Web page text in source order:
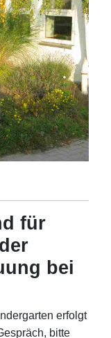
für
bei
erfolgt
bitte